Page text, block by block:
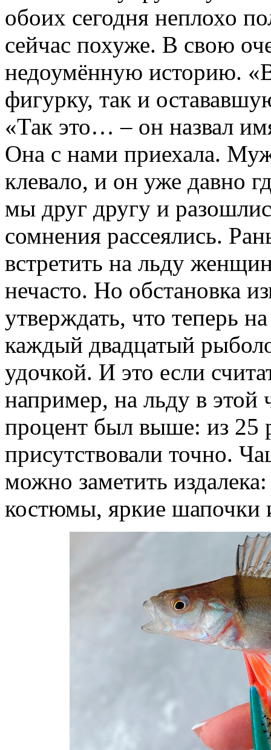
обоих сегодня неплохо
сейчас похуже. В свою
недоумённую историю.
фигурку, так и
«Так это… – он назвал
Она с нами приехала.
клевало, и он уже давно
мы друг другу и
сомнения рассеялись.
встретить на льду
нечасто. Но обстановка
утверждать, что теперь
каждый двадцатый
удочкой. И это если
например, на льду в этой
процент был выше: из 25
присутствовали точно.
можно заметить
костюмы, яркие шапочки